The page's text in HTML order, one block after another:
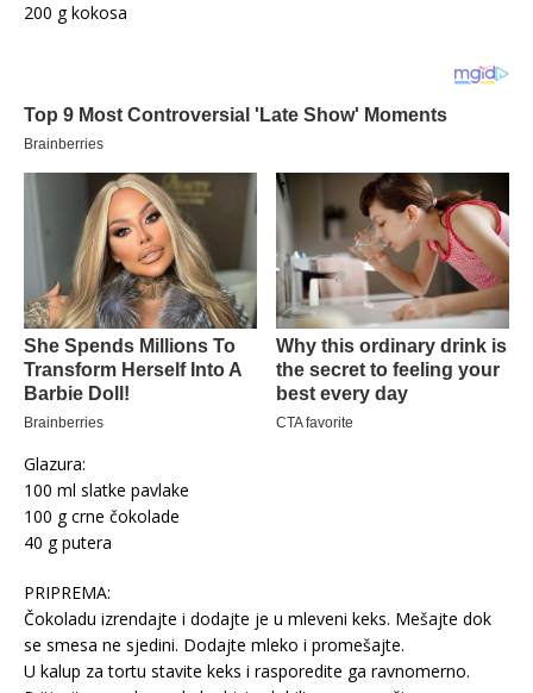
200 g kokosa
Glazura:
100 ml slatke pavlake
100 g crne čokolade
40 g putera
PRIPREMA:
Čokoladu izrendajte i dodajte je u mleveni keks. Mešajte dok
se smesa ne sjedini. Dodajte mleko i promešajte.
U kalup za tortu stavite keks i rasporedite ga ravnomerno.